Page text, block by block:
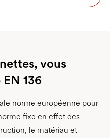
vous
136
norme européenne pour
fixe en effet des
le matériau et